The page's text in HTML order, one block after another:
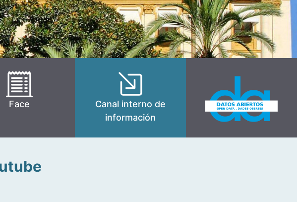
Face
Canal interno de
información